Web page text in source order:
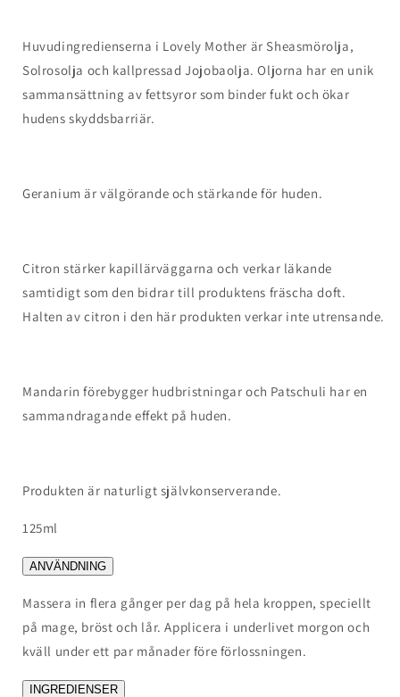
Huvudingredienserna i Lovely Mother är Sheasmörolja,
Solrosolja och kallpressad Jojobaolja. Oljorna har en unik
sammansättning av fettsyror som binder fukt och ökar
hudens skyddsbarriär.
Geranium är välgörande och stärkande för huden.
Citron stärker kapillärväggarna och verkar läkande
samtidigt som den bidrar till produktens fräscha doft.
Halten av citron i den här produkten verkar inte utrensande.
Mandarin förebygger hudbristningar och Patschuli har en
sammandragande effekt på huden.
Produkten är naturligt självkonserverande.
125ml
ANVÄNDNING
Massera in flera gånger per dag på hela kroppen, speciellt
på mage, bröst och lår. Applicera i underlivet morgon och
kväll under ett par månader före förlossningen.
INGREDIENSER